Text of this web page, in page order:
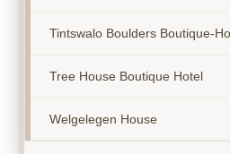
Tintswalo Boulders Boutique-
Tree House Boutique Hotel
Welgelegen House